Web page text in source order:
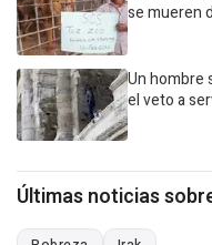
se mueren
Un hombre
el veto a
Últimas noticias